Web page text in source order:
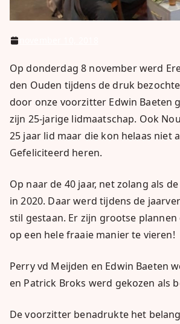
Op donderdag 8 november werd
den Ouden tijdens de druk
door onze voorzitter Edwin Baeten
zijn 25-jarige lidmaatschap. Ook
25 jaar lid maar die kon helaas niet
Gefeliciteerd heren.
Op naar de 40 jaar, net zolang als
in 2020. Daar werd tijdens de
stil gestaan. Er zijn grootse
op een hele fraaie manier te vieren!
Perry vd Meijden en Edwin Baeten
en Patrick Broks werd gekozen als
De voorzitter benadrukte het